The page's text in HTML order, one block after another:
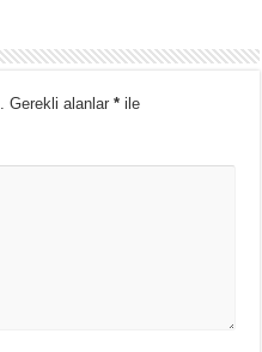
Gerekli alanlar* ile